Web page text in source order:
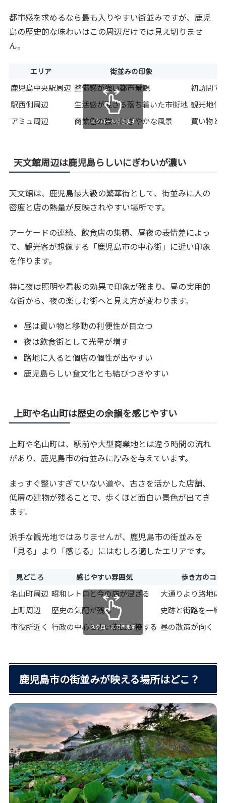
都市感を求めるなら最も入りやすい街並みですが、鹿児
島の歴史的な味わいはこの周辺だけでは見え切りませ
ん。
エリア 街並みの印象
鹿児島中央駅周辺 整備感が強い都市景観
初訪問で
駅西側周辺
生活感が混ざる落ち着いた市街地 観光地化
アミュ周辺
商業色の強いにぎやかな風景 買い物と
スクロールできます
天文館周辺は鹿児島らしいにぎわいが濃い
天文館は、鹿児島最大級の繁華街として、街並みに人の
密度と店の熱量が反映されやすい場所です。
アーケードの連続、飲食店の集積、昼夜の表情差によっ
て、観光客が想像する「鹿児島市の中心街」に近い印象
を作ります。
特に夜は照明や看板の効果で印象が強まり、昼の実用的
な街から、夜の楽しむ街へと見え方が変わります。
昼は買い物と移動の利便性が目立つ
夜は飲食街として光量が増す
路地に入ると個店の個性が出やすい
鹿児島らしい食文化とも結びつきやすい
上町や名山町は歴史の余韻を感じやすい
上町や名山町は、駅前や大型商業地とは違う時間の流れ
があり、鹿児島市の街並みに厚みを与えています。
まっすぐ整いすぎていない道や、古さを活かした店舗、
低層の建物が残ることで、歩くほど面白い景色が出てき
ます。
派手な観光地ではありませんが、鹿児島市の街並みを
「見る」より「感じる」にはむしろ適したエリアです。
見どころ 感じやすい雰囲気 歩き方のコツ
名山町周辺 昭和レトロと今の店が混ざる
大通りより路地に
上町周辺
歴史の気配が残る
史跡と街路を一緒
市役所近く 行政の中心と古い街区が接する 昼の散策が向く
スクロールできます
鹿児島市の街並みが映える場所はどこ？